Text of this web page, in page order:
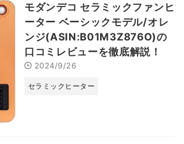
モダンデコ セラミックファンヒ
ーター ベーシックモデル/オレ
ンジ(ASIN:B01M3Z876O)の
口コミレビューを徹底解説！
2024/9/26
セラミックヒーター